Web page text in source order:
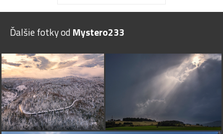
Ďalšie fotky od Mystero233